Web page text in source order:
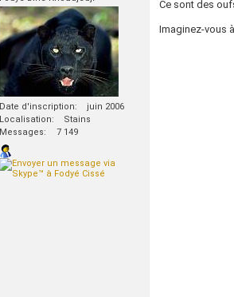
Date d'inscription
juin 2006
Localisation
Stains
Messages
7 149
Ce sont des
Imaginez-vous